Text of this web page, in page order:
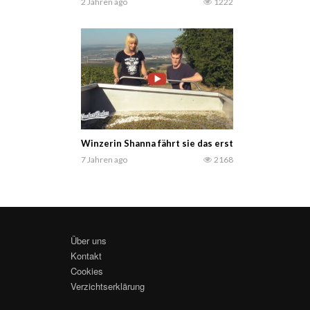
Winzerin Shanna fährt sie das erste Mal einen
7 Jahren ago 2168
Über uns
Kontakt
Cookies
Verzichtserklärung